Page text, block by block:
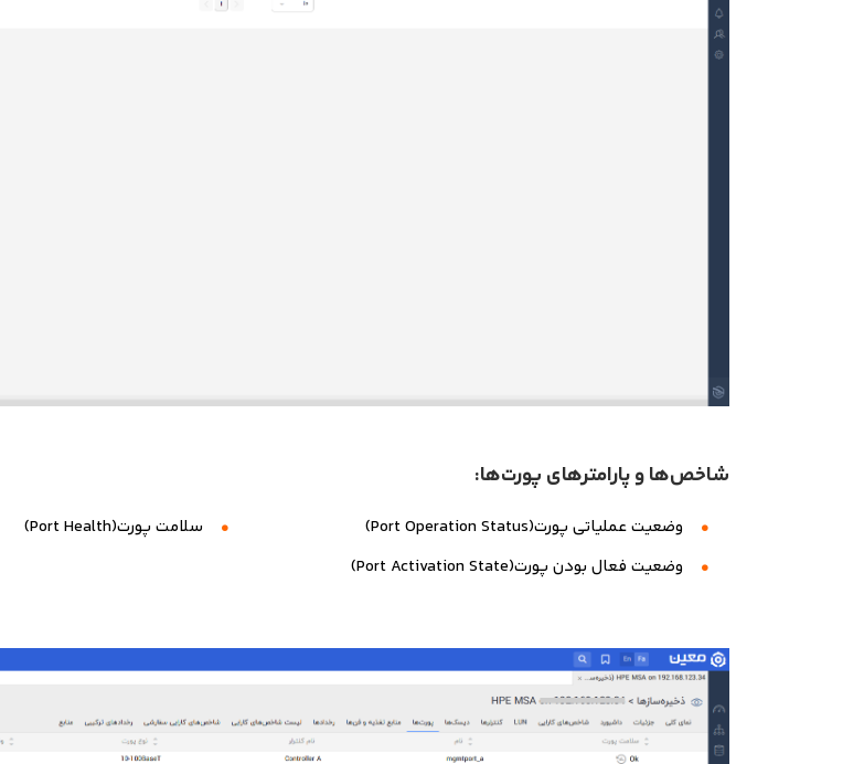
شاخص‌ها و پارامترهای پورت‌ها:
وضعیت عملیاتی پورت(Port Operation Status)
سلامت پورت(Port Health)
وضعیت فعال بودن پورت(Port Activation State)